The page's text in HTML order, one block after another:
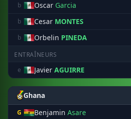
b Oscar Garcia
b Cesar MONTES
b Orbelin PINEDA
ENTRAÎNEURS
e
Javier AGUIRRE
Ghana
G Benjamin Asare